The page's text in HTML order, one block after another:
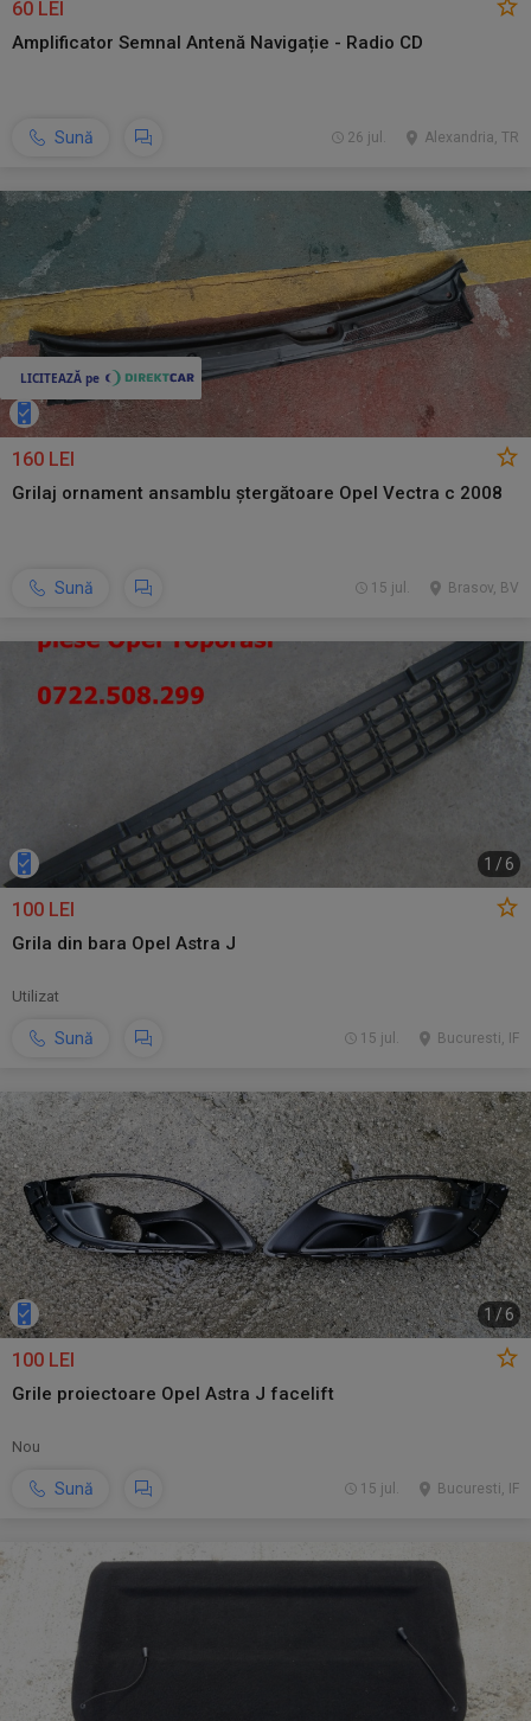
60 LEI
Amplificator Semnal Antenă Navigație - Radio CD
Sună Alexandria, TR
26 jul.
160 LEI
Grilaj ornament ansamblu ștergătoare Opel Vectra c 2008
Sună Brasov, BV
15 jul.
1 / 6
100 LEI
Grila din bara Opel Astra J
Utilizat
Sună Bucuresti, IF
15 jul.
1 /6
100 LEI
Grile proiectoare Opel Astra J facelift
Nou
Sună Bucuresti, IF
15 jul.